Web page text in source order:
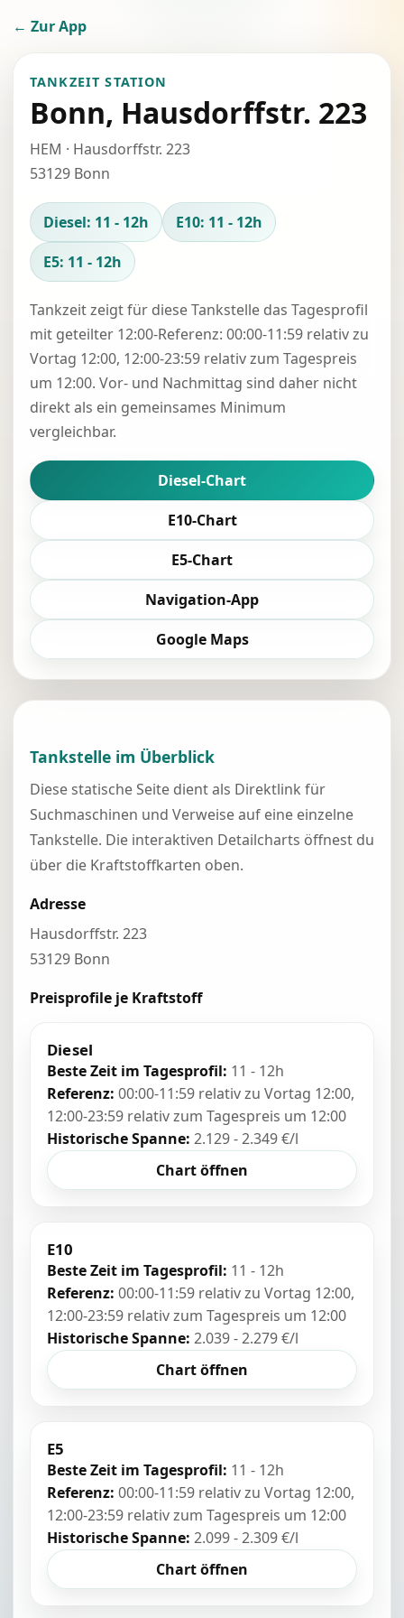
← Zur App
TANKZEIT STATION
Bonn, Hausdorffstr. 223
HEM · Hausdorffstr. 223
53129 Bonn
Diesel: 11 - 12h
E10: 11 - 12h
E5: 11 - 12h
Tankzeit zeigt für diese Tankstelle das Tagesprofil
mit geteilter 12:00-Referenz: 00:00-11:59 relativ zu
Vortag 12:00, 12:00-23:59 relativ zum Tagespreis
um 12:00. Vor- und Nachmittag sind daher nicht
direkt als ein gemeinsames Minimum
vergleichbar.
Diesel-Chart
E10-Chart
E5-Chart
Navigation-App
Google Maps
Tankstelle im Überblick
Diese statische Seite dient als Direktlink für
Suchmaschinen und Verweise auf eine einzelne
Tankstelle. Die interaktiven Detailcharts öffnest du
über die Kraftstoffkarten oben.
Adresse
Hausdorffstr. 223
53129 Bonn
Preisprofile je Kraftstoff
Diesel
Beste Zeit im Tagesprofil: 11 - 12h
Referenz: 00:00-11:59 relativ zu Vortag 12:00,
12:00-23:59 relativ zum Tagespreis um 12:00
Historische Spanne: 2.129 - 2.349 €/l
Chart öffnen
E10
Beste Zeit im Tagesprofil: 11 - 12h
Referenz: 00:00-11:59 relativ zu Vortag 12:00,
12:00-23:59 relativ zum Tagespreis um 12:00
Historische Spanne: 2.039 - 2.279 €/l
Chart öffnen
E5
Beste Zeit im Tagesprofil: 11 - 12h
Referenz: 00:00-11:59 relativ zu Vortag 12:00,
12:00-23:59 relativ zum Tagespreis um 12:00
Historische Spanne: 2.099 - 2.309 €/l
Chart öffnen